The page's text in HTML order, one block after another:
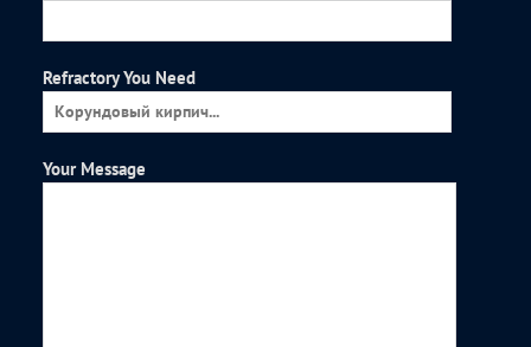
Refractory You Need
Your Message